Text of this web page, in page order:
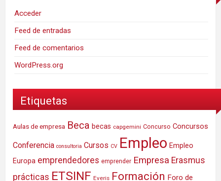
Acceder
Feed de entradas
Feed de comentarios
WordPress.org
Etiquetas
Aulas de empresa Beca becas capgemini Concurso Concursos
Conferencia consultoria Cursos CV Empleo Empleo
Europa emprendedores emprender Empresa Erasmus
prácticas ETSINF Everis Formación Foro de